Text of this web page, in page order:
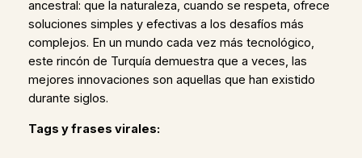
ancestral: que la naturaleza, cuando se respeta, ofrece
soluciones simples y efectivas a los desafíos más
complejos. En un mundo cada vez más tecnológico,
este rincón de Turquía demuestra que a veces, las
mejores innovaciones son aquellas que han existido
durante siglos.
Tags y frases virales: